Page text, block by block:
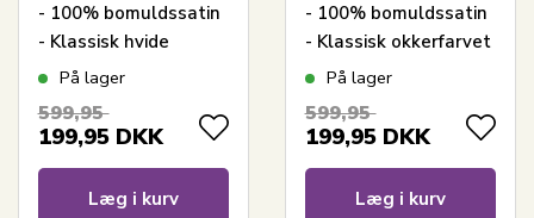
- 100% bomuldssatin
- Klassisk hvide
striber
På lager
599,95
199,95 DKK
Læg i kurv
- 100% bomuldssatin
- Klassisk okkerfarvet
striber
På lager
599,95
199,95 DKK
Læg i kurv